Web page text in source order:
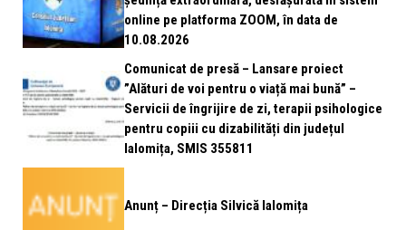
online pe platforma ZOOM, în data de
10.08.2026
Comunicat de presă – Lansare proiect
”Alături de voi pentru o viață mai bună” –
Servicii de îngrijire de zi, terapii psihologice
pentru copiii cu dizabilități din județul
Ialomița, SMIS 355811
Anunț – Direcția Silvică Ialomița